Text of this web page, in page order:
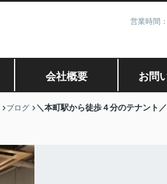
営業時間
会社概要 お問
ブログ ＼本町駅から徒歩４分のテナント